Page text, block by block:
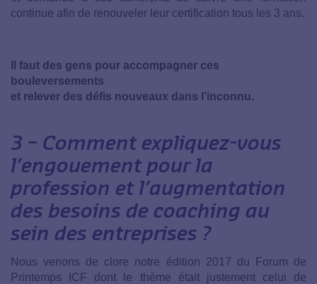
continue afin de renouveler leur certification tous les 3 ans.
Il faut des gens pour accompagner ces
bouleversements
et relever des défis nouveaux dans l’inconnu.
3 – Comment expliquez-vous
l’engouement pour la
profession et l’augmentation
des besoins de coaching au
sein des entreprises ?
Nous venons de clore notre édition 2017 du Forum de
Printemps ICF dont le thème était justement celui de